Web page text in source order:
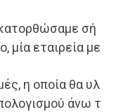
σή
μία εταιρεία με
η οποία θα υλ
άνω τ